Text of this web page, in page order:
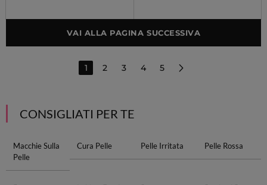
VAI ALLA PAGINA SUCCESSIVA
1 2 3 4 5
CONSIGLIATI PER TE
Macchie Sulla
Pelle
Cura Pelle Pelle Irritata Pelle Rossa